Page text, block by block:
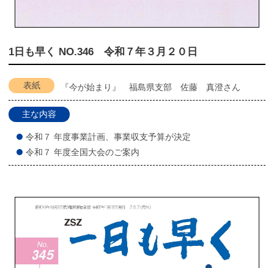
1日も早く NO.346 令和７年３月２０日
表紙 『今が始まり』 福島県支部 佐藤 真澄さん
主な内容
令和７ 年度事業計画、事業収支予算が決定
令和７ 年度全国大会のご案内